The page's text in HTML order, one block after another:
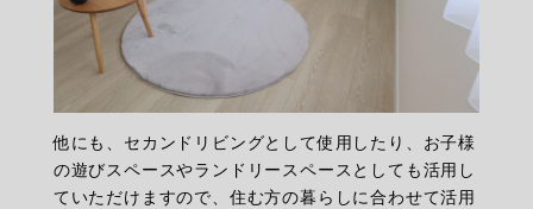
他にも、セカンドリビングとして使用したり、お子様
の遊びスペースやランドリースペースとしても活用し
ていただけますので、住む方の暮らしに合わせて活用